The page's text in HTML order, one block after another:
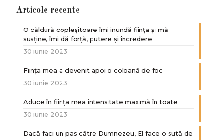
Articole recente
O căldură copleșitoare îmi inundă ființa și mă
susține, îmi dă forță, putere și încredere
30 iunie 2023
Ființa mea a devenit apoi o coloană de foc
30 iunie 2023
Aduce în ființa mea intensitate maximă în toate
30 iunie 2023
Dacă faci un pas către Dumnezeu, El face o sută de